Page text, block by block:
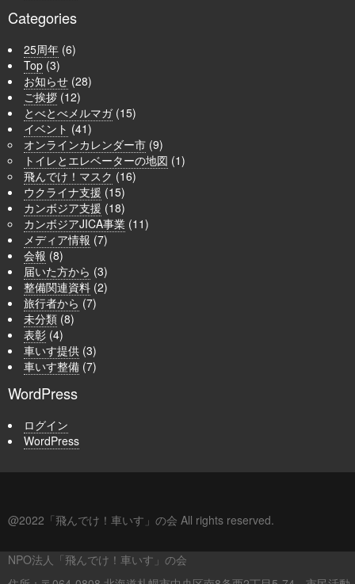
Categories
25周年 (6)
Top (3)
お知らせ (28)
ご挨拶 (12)
とべとべメルマガ(15)
イベント (41)
オンラインカレンダー市 (9)
トイレとエレベーターの地図 (1)
飛んでけ！マスク (16)
ウクライナ支援 (15)
カンボジア支援 (18)
カンボジアJICA事業 (11)
メディア情報 (7)
会報 (8)
届いた方から (3)
整備関連資料 (2)
旅行者から (7)
未分類 (8)
表彰 (4)
車いす提供 (3)
車いす整備 (7)
WordPress
ログイン
WordPress
@2022「飛んでけ！車いす」の会 All rights reserved.
NPO法人「飛んでけ！車いす」の会